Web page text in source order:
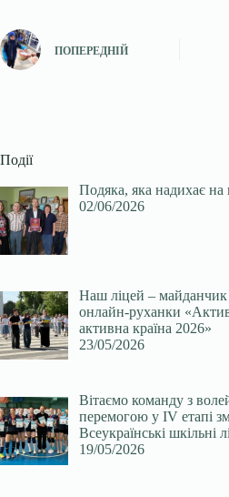
ПОПЕРЕДНІЙ
Події
Подяка, яка надихає на
02/06/2026
Наш ліцей – майданчик
онлайн-руханки
активна країна 2026»
23/05/2026
Вітаємо команду з
перемогою у ІV етапі
Всеукраїнські шкільні
19/05/2026